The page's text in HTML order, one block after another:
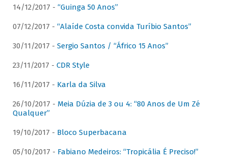
14/12/2017 - “Guinga 50 Anos”
07/12/2017 - “Alaíde Costa convida Turíbio Santos”
30/11/2017 - Sergio Santos / “Áfrico 15 Anos”
23/11/2017 - CDR Style
16/11/2017 - Karla da Silva
26/10/2017 - Meia Dúzia de 3 ou 4: “80 Anos de Um Zé
Qualquer”
19/10/2017 - Bloco Superbacana
05/10/2017 - Fabiano Medeiros: “Tropicália É Preciso!”